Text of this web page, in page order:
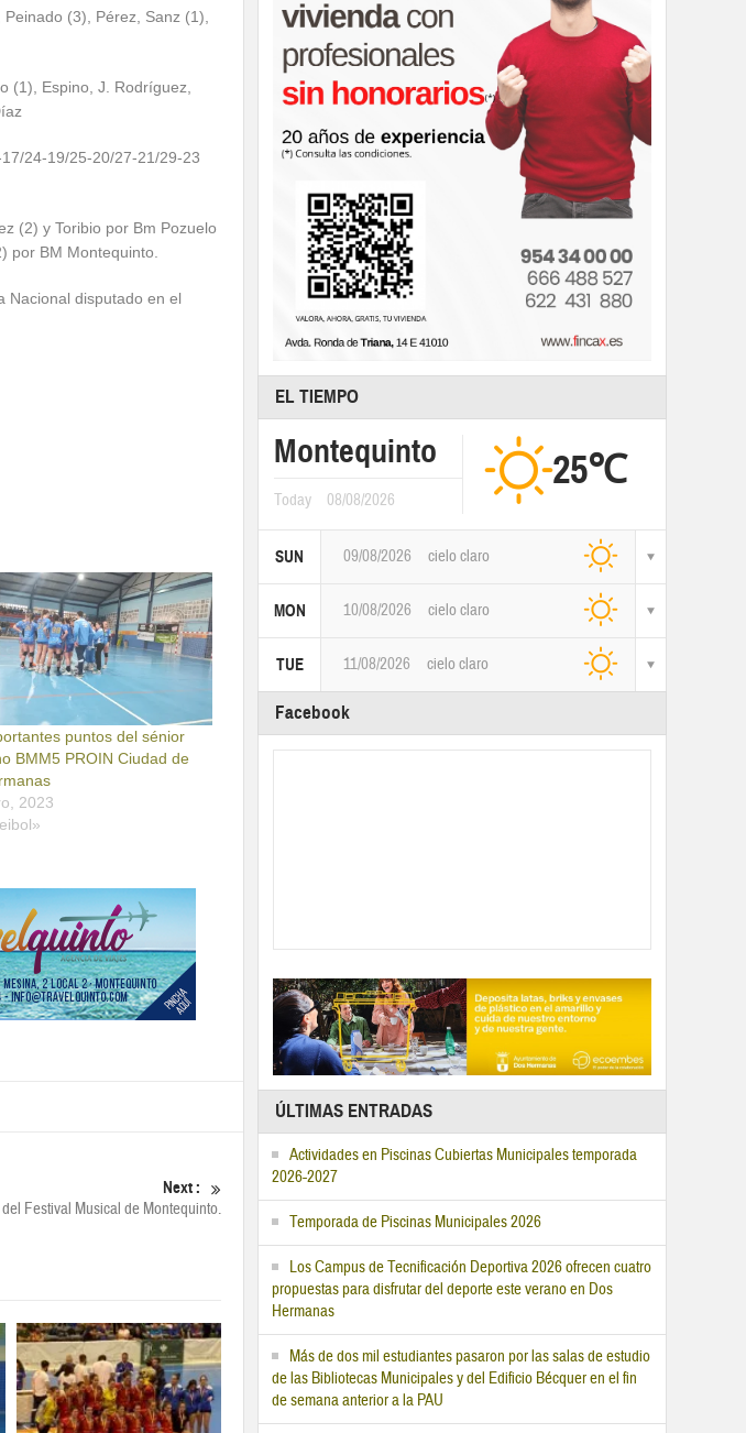
(3), Pérez, Sanz (1),
(1), Espino, J. Rodríguez,
24-19/25-20/27-21/29-23
(2) y Toribio por Bm Pozuelo
por BM Montequinto.
Nacional disputado en el
puntos del sénior
BMM5 PROIN Ciudad de
2023
Next :
Festival Musical de Montequinto.
EL TIEMPO
Montequinto
Today 08/08/2026
25℃
SUN 09/08/2026 cielo claro
MON 10/08/2026 cielo claro
TUE 11/08/2026 cielo claro
Facebook
ÚLTIMAS ENTRADAS
Actividades en Piscinas Cubiertas Municipales temporada
2026-2027
Temporada de Piscinas Municipales 2026
Los Campus de Tecnificación Deportiva 2026 ofrecen cuatro
propuestas para disfrutar del deporte este verano en Dos
Hermanas
Más de dos mil estudiantes pasaron por las salas de estudio
de las Bibliotecas Municipales y del Edificio Bécquer en el fin
de semana anterior a la PAU